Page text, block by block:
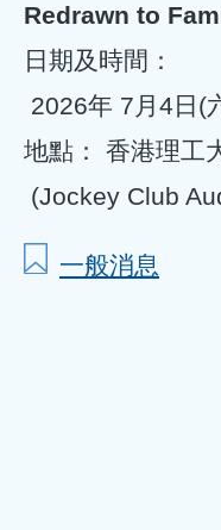
Redrawn to
日期及時間：
2026年 7月4日(
地點： 香港理工
(Jockey Club
一般消息